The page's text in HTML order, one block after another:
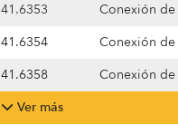
41.6353
Conexión de
41.6354
Conexión de
41.6358
Conexión de
Ver más